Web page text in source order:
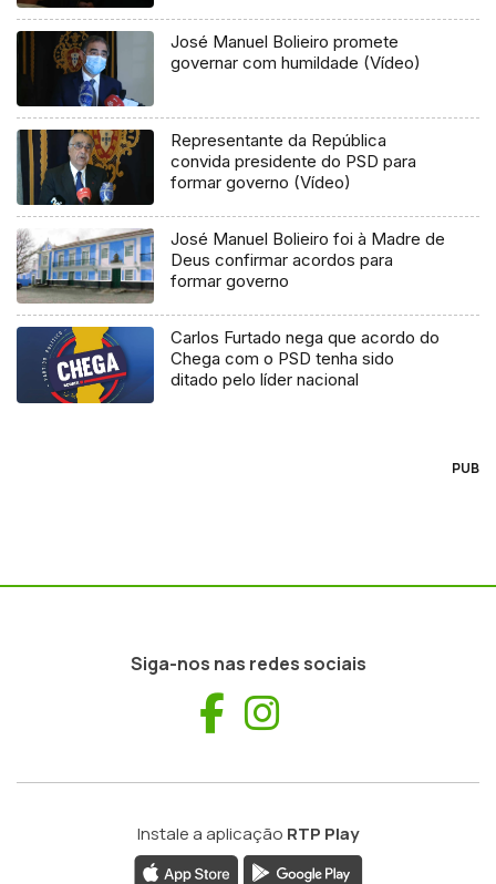
José Manuel Bolieiro promete
governar com humildade (Vídeo)
Representante da República
convida presidente do PSD para
formar governo (Vídeo)
José Manuel Bolieiro foi à Madre de
Deus confirmar acordos para
formar governo
Carlos Furtado nega que acordo do
Chega com o PSD tenha sido
ditado pelo líder nacional
PUB
Siga-nos nas redes sociais
Facebook
Instale a aplicação RTP Play